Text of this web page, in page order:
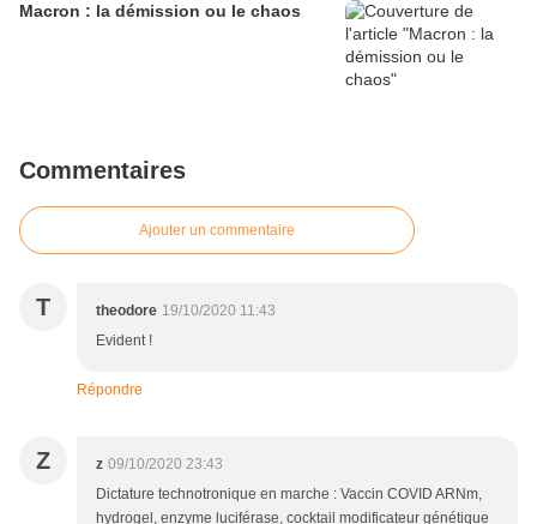
Macron : la démission ou le chaos
Commentaires
Ajouter un commentaire
T theodore 19/10/2020 11:43
Evident !
Répondre
Z z 09/10/2020 23:43
Dictature technotronique en marche : Vaccin COVID ARNm,
hydrogel, enzyme luciférase, cocktail modificateur génétique